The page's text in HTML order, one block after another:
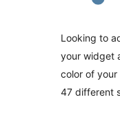
Looking to
your widget
color of your
47 different